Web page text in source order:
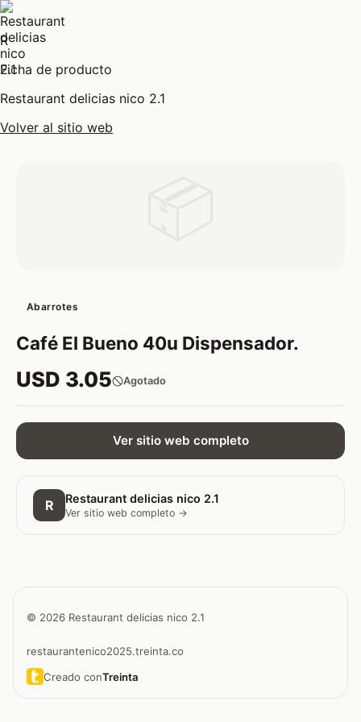
R
Ficha de producto
Restaurant delicias nico 2.1
Volver al sitio web
Abarrotes
Café El Bueno 40u Dispensador.
USD 3.05 Agotado
Ver sitio web completo
R Restaurant delicias nico 2.1
Ver sitio web completo →
© 2026 Restaurant delicias nico 2.1
restaurantenico2025.treinta.co
Creado conTreinta